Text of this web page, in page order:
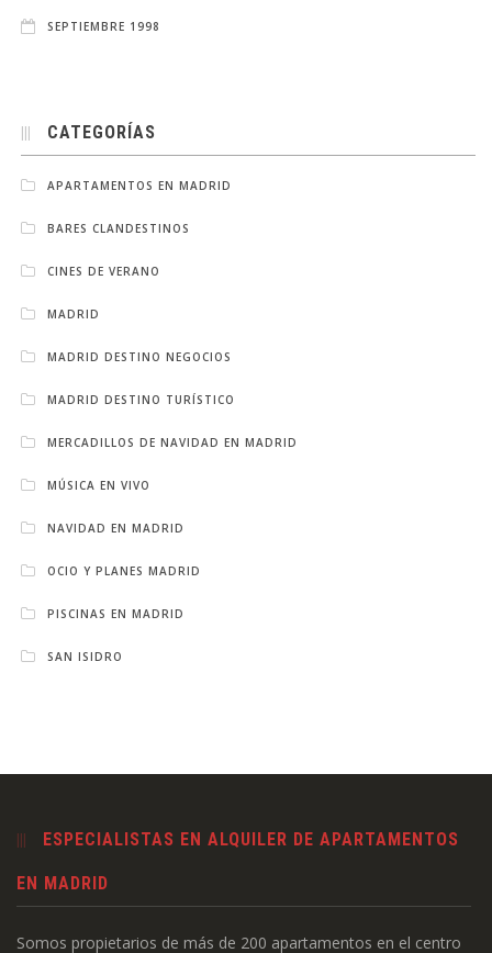
SEPTIEMBRE 1998
CATEGORÍAS
APARTAMENTOS EN MADRID
BARES CLANDESTINOS
CINES DE VERANO
MADRID
MADRID DESTINO NEGOCIOS
MADRID DESTINO TURÍSTICO
MERCADILLOS DE NAVIDAD EN MADRID
MÚSICA EN VIVO
NAVIDAD EN MADRID
OCIO Y PLANES MADRID
PISCINAS EN MADRID
SAN ISIDRO
ESPECIALISTAS EN ALQUILER DE APARTAMENTOS
EN MADRID
Somos propietarios de más de 200 apartamentos en el centro